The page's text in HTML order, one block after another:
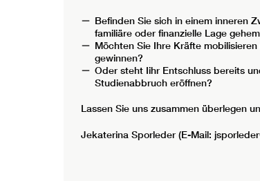
Befinden Sie sich in einem inneren
familiäre oder finanzielle Lage
Möchten Sie Ihre Kräfte
gewinnen?
Oder steht Iihr Entschluss bereits
Studienabbruch eröffnen?
Lassen Sie uns zusammen überlegen
Jekaterina Sporleder (E-Mail: